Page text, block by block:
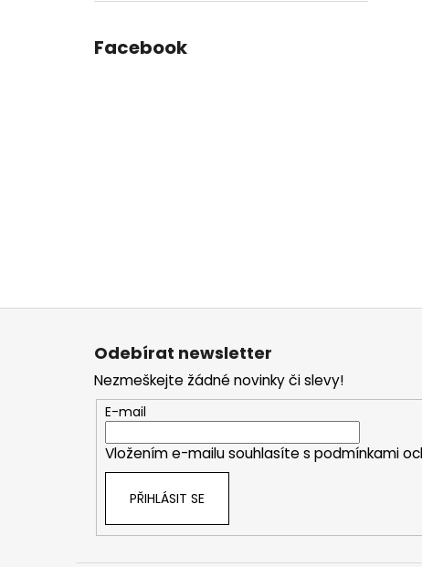
Facebook
Z
Odebírat newsletter
Nezmeškejte žádné novinky či slevy!
E-mail
Vložením e-mailu souhlasíte s podmínkami
PŘIHLÁSIT SE